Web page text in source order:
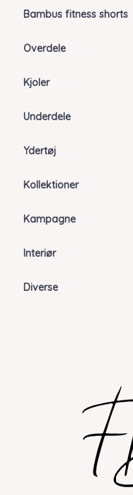
Bambus fitness shorts
Overdele
Kjoler
Underdele
Ydertøj
Kollektioner
Kampagne
Interiør
Diverse